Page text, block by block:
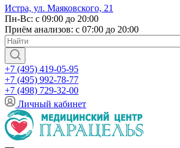
Истра, ул. Маяковского, 21
Пн-Вс: с 09:00 до 20:00
Приём анализов: с 07:00 до 20:00
+7 (495) 419-05-95
+7 (495) 992-78-77
+7 (498) 729-32-00
Личный кабинет